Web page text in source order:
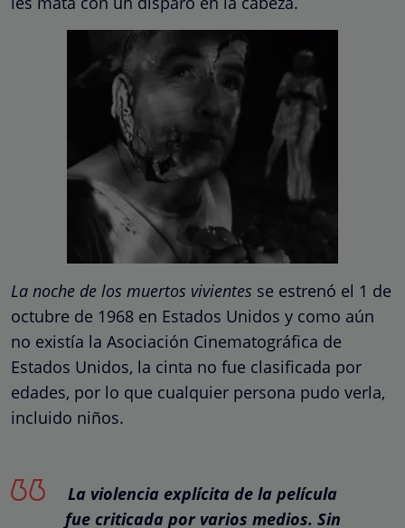
La noche de los muertos vivientes se estrenó el 1 de
octubre de 1968 en Estados Unidos y como aún
no existía la Asociación Cinematográfica de
Estados Unidos, la cinta no fue clasificada por
edades, por lo que cualquier persona pudo verla,
incluido niños.
La violencia explícita de la película
fue criticada por varios medios. Sin